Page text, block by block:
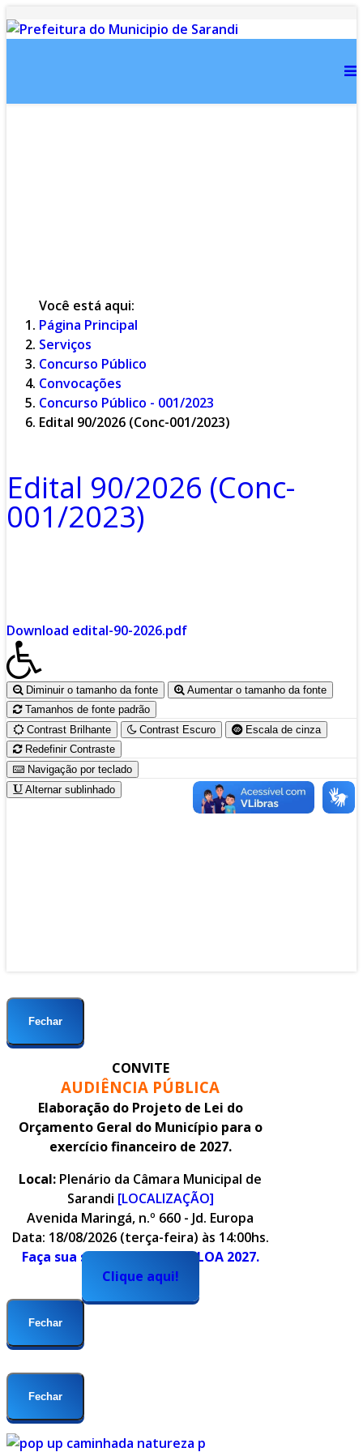
Você está aqui:
Página Principal
Serviços
Concurso Público
Convocações
Concurso Público - 001/2023
Edital 90/2026 (Conc-001/2023)
Edital 90/2026 (Conc-
001/2023)
Download edital-90-2026.pdf
Diminuir o tamanho da fonte
Aumentar o tamanho da fonte
Tamanhos de fonte padrão
Contrast Brilhante
Contrast Escuro
Escala de cinza
Redefinir Contraste
Navigação por teclado
Alternar sublinhado
Fechar
CONVITE
AUDIÊNCIA PÚBLICA
Elaboração do Projeto de Lei do
Orçamento Geral do Município para o
exercício financeiro de 2027.
Local: Plenário da Câmara Municipal de
Sarandi [LOCALIZAÇÃO]
Avenida Maringá, n.º 660 - Jd. Europa
Data: 18/08/2026 (terça-feira) às 14:00hs.
Faça sua sugestão para o PLOA 2027.
Clique aqui!
Fechar
Fechar